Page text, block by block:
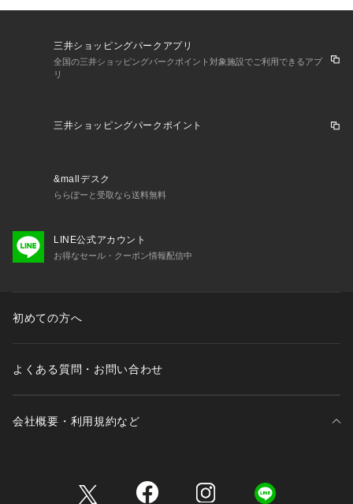
三井ショッピングパークアプリ
全国の三井ショッピングパークポイント対象施設でご利用できるアプ
リ
三井ショッピングパークポイント
&mallデスク
ららぽーと受取なら送料無料
LINE公式アカウント
お得なセール・クーポン情報配信中
初めての方へ
よくある質問・お問い合わせ
会社概要・利用規約など